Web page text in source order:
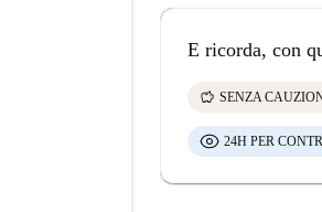
E ricorda, con
savings SENZA
24H PER